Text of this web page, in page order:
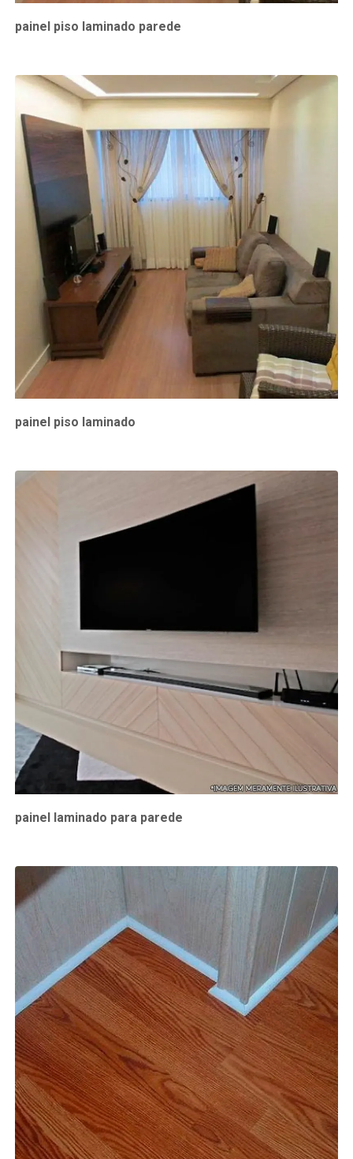
painel piso laminado parede
painel piso laminado
painel laminado para parede